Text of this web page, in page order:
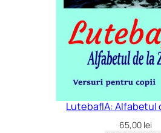
LutebaflA: Alfabetul
65,00 lei